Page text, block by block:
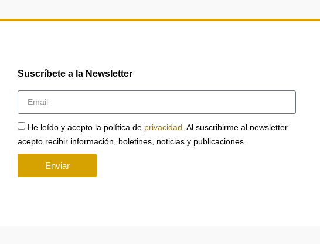
Suscríbete a la Newsletter
He leído y acepto la política de privacidad . Al suscribirme al newsletter
acepto recibir información, boletines, noticias y publicaciones.
Enviar